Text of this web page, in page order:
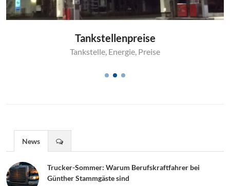
Tankstellenpreise
Tankstelle, Energie, Preise
News
Trucker-Sommer: Warum Berufskraftfahrer bei
Günther Stammgäste sind